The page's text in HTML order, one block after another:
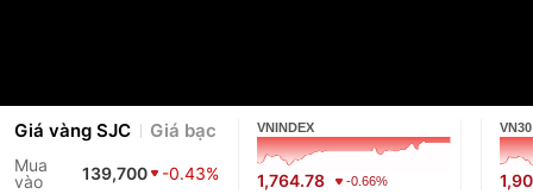
Giá vàng SJC Giá bạc
Mua
vào
139,700
-0.43%
VNINDEX
1,764.78 -0.66%
VN30